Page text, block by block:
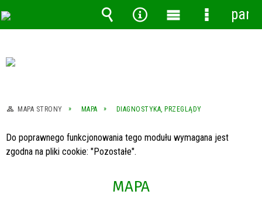
MAPA STRONY MAPA DIAGNOSTYKA, PRZEGLĄDY
Do poprawnego funkcjonowania tego modułu wymagana jest
zgodna na pliki cookie: "Pozostałe".
MAPA
Wyszukiwarka
Narzędzia
MenuMenu